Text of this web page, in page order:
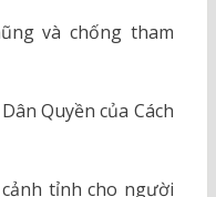
và chống tham
Quyền của Cách
tỉnh cho người